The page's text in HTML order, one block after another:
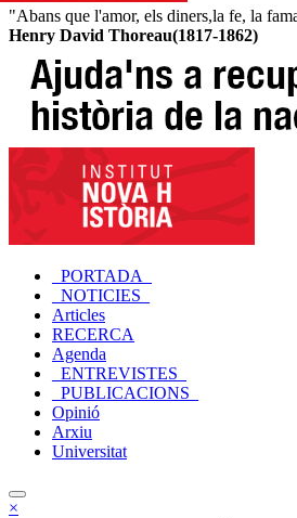
"Abans que l'amor, els diners,la fe, la
Henry David Thoreau(1817-1862)
_PORTADA_
_NOTICIES_
Articles
RECERCA
Agenda
_ENTREVISTES_
_PUBLICACIONS_
Opinió
Arxiu
Universitat
×